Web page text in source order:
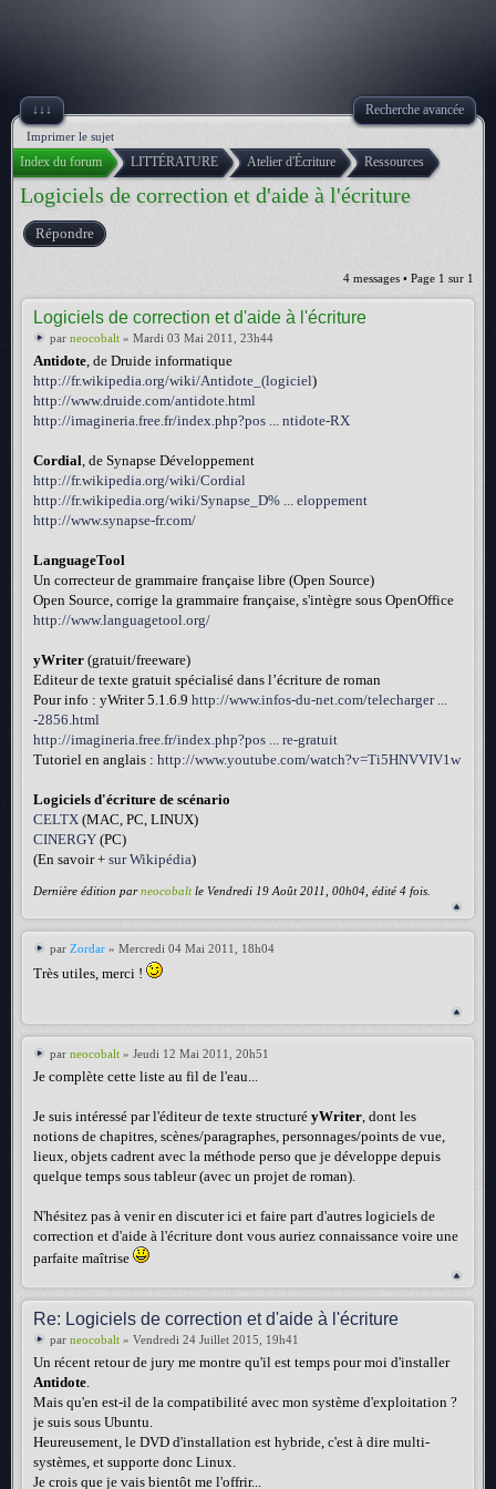
↓↓↓ Recherche avancée
Imprimer le sujet
Index du forum LITTÉRATURE Atelier d'Écriture Ressources
Logiciels de correction et d'aide à l'écriture
Répondre
4 messages • Page 1 sur 1
Logiciels de correction et d'aide à l'écriture
par neocobalt » Mardi 03 Mai 2011, 23h44
Antidote, de Druide informatique
http://fr.wikipedia.org/wiki/Antidote_(logiciel)
http://www.druide.com/antidote.html
http://imagineria.free.fr/index.php?pos ... ntidote-RX
Cordial, de Synapse Développement
http://fr.wikipedia.org/wiki/Cordial
http://fr.wikipedia.org/wiki/Synapse_D% ... eloppement
http://www.synapse-fr.com/
LanguageTool
Un correcteur de grammaire française libre (Open Source)
Open Source, corrige la grammaire française, s'intègre sous OpenOffice
http://www.languagetool.org/
yWriter (gratuit/freeware)
Editeur de texte gratuit spécialisé dans l’écriture de roman
Pour info : yWriter 5.1.6.9 http://www.infos-du-net.com/telecharger ...
-2856.html
http://imagineria.free.fr/index.php?pos ... re-gratuit
Tutoriel en anglais : http://www.youtube.com/watch?v=Ti5HNVVIV1w
Logiciels d'écriture de scénario
CELTX (MAC, PC, LINUX)
CINERGY (PC)
(En savoir + sur Wikipédia)
Dernière édition parneocobaltle Vendredi 19 Août 2011, 00h04, édité 4 fois.
par Zordar » Mercredi 04 Mai 2011, 18h04
Très utiles, merci !
par neocobalt » Jeudi 12 Mai 2011, 20h51
Je complète cette liste au fil de l'eau...
Je suis intéressé par l'éditeur de texte structuré yWriter, dont les
notions de chapitres, scènes/paragraphes, personnages/points de vue,
lieux, objets cadrent avec la méthode perso que je développe depuis
quelque temps sous tableur (avec un projet de roman).
N'hésitez pas à venir en discuter ici et faire part d'autres logiciels de
correction et d'aide à l'écriture dont vous auriez connaissance voire une
parfaite maîtrise
Re: Logiciels de correction et d'aide à l'écriture
par neocobalt » Vendredi 24 Juillet 2015, 19h41
Un récent retour de jury me montre qu'il est temps pour moi d'installer
Antidote.
Mais qu'en est-il de la compatibilité avec mon système d'exploitation ?
je suis sous Ubuntu.
Heureusement, le DVD d'installation est hybride, c'est à dire multi-
systèmes, et supporte donc Linux.
Je crois que je vais bientôt me l'offrir...